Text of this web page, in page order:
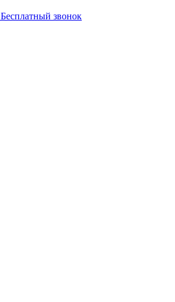
Бесплатный звонок